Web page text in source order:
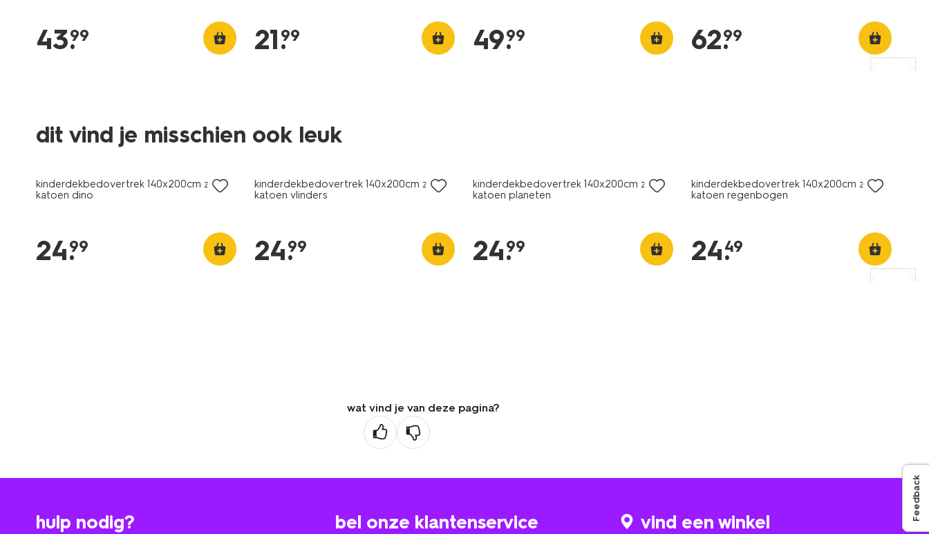
43.
99 21.
99 49.
99 62.
99
dit vind je misschien ook leuk
kinderdekbedovertrek 140x200cm zacht
katoen dino
24.
99
kinderdekbedovertrek 140x200cm zacht
katoen vlinders
24.
99
kinderdekbedovertrek 140x200cm zacht
katoen planeten
24.
99
kinderdekbedovertrek 140x200cm zacht
katoen regenbogen
24.
49
wat vind je van deze pagina?
hulp nodig? bel onze klantenservice vind een winkel
Feedback